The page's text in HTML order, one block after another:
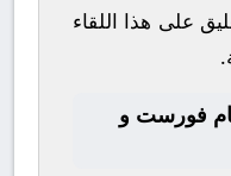
على هذا اللقاء
فورست و